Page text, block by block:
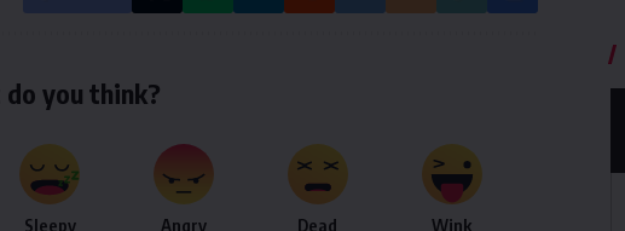
you think?
Sleepy Angry Dead Wink